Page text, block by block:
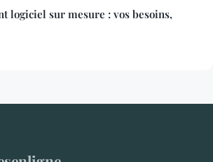
logiciel sur mesure : vos besoins,